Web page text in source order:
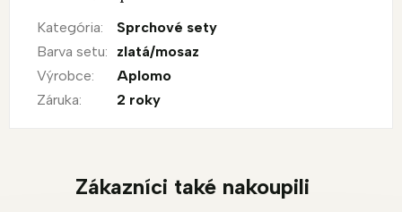
Kategória:
Sprchové sety
Barva setu:
zlatá/mosaz
Výrobce:
Aplomo
Záruka: 2 roky
Zákazníci také nakoupili